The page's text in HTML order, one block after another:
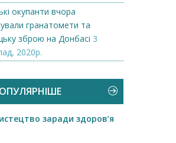
окупанти вчора
гранатомети та
зброю на Донбасі 3
2020р.
заради здоров’я